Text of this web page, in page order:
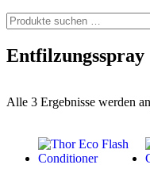
Suchen
nach:
Entfilzungsspray
Alle 3 Ergebnisse werden